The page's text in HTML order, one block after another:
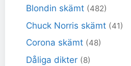
Blondin skämt (482)
Chuck Norris skämt (41)
Corona skämt (48)
Dåliga dikter (8)